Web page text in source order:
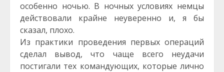
особенно ночью. В ночных условиях немцы
действовали крайне неуверенно и, я бы
сказал, плохо.
Из практики проведения первых операций
сделал вывод, что чаще всего неудачи
постигали тех командующих, которые лично